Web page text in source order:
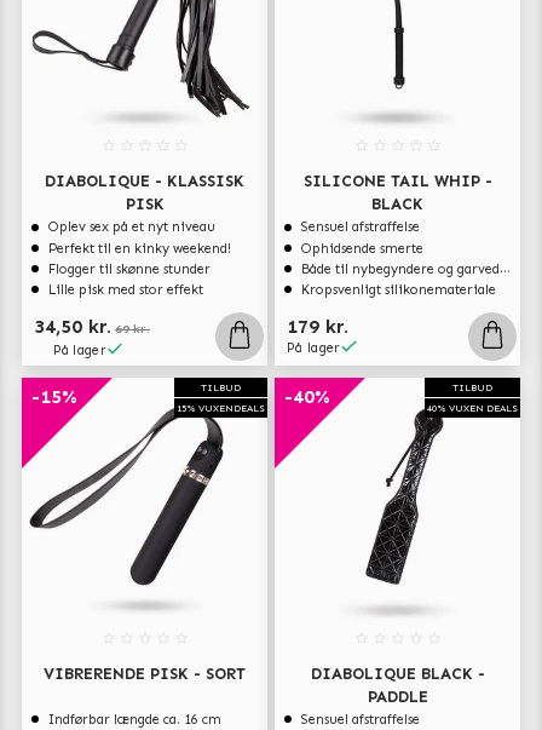
DIABOLIQUE - KLASSISK
PISK
Oplev sex på et nyt niveau
Perfekt til en kinky weekend!
Flogger til skønne stunder
Lille pisk med stor effekt
34,50 kr. 69 kr.
På lager
SILICONE TAIL WHIP -
BLACK
Sensuel afstraffelse
Ophidsende smerte
Både til nybegyndere og garvede eksperter
Kropsvenligt silikonemateriale
179 kr.
På lager
TILBUD
15% VUXENDEALS
-15%
VIBRERENDE PISK - SORT
Indførbar længde ca. 16 cm
TILBUD
40% VUXEN DEALS
-40%
DIABOLIQUE BLACK -
PADDLE
Sensuel afstraffelse